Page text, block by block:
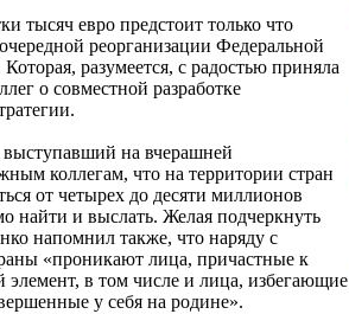
тысяч евро предстоит только что
реорганизации Федеральной
разумеется, с радостью приняла
о совместной разработке
на вчерашней
коллегам, что на территории стран
от четырех до десяти миллионов
найти и выслать. Желая подчеркнуть
напомнил также, что наряду с
«проникают лица, причастные к
элемент, в том числе и лица, избегающие
у себя на родине».